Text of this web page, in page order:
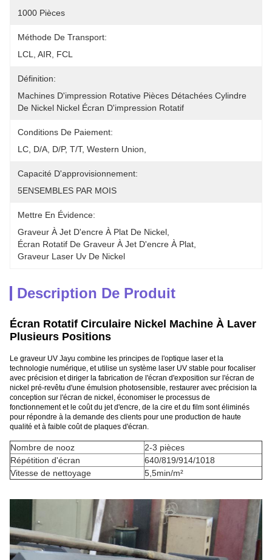
1000 Pièces
Méthode De Transport:
LCL, AIR, FCL
Définition:
Machines D'impression Rotative Pièces Détachées Cylindre
De Nickel Nickel Écran D'impression Rotatif
Conditions De Paiement:
LC, D/A, D/P, T/T, Western Union,
Capacité D'approvisionnement:
5ENSEMBLES PAR MOIS
Mettre En Évidence:
Graveur À Jet D'encre À Plat De Nickel
Écran Rotatif De Graveur À Jet D'encre À Plat
Graveur Laser Uv De Nickel
Description De Produit
Écran Rotatif Circulaire Nickel Machine À Laver
Plusieurs Positions
Le graveur UV Jayu combine les principes de l'optique laser et la
technologie numérique, et utilise un système laser UV stable pour focaliser
avec précision et diriger la fabrication de l'écran d'exposition sur l'écran de
nickel pré-revêtu d'une émulsion photosensible, restaurer avec précision la
conception sur l'écran de nickel, économiser le processus de
fonctionnement et le coût du jet d'encre, de la cire et du film sont éliminés
pour répondre à la demande des clients pour une production de haute
qualité et à faible coût de plaques d'écran.
Nombre de nooz
2-3 pièces
Répétition d'écran
640/819/914/1018
Vitesse de nettoyage
5,5min/m²